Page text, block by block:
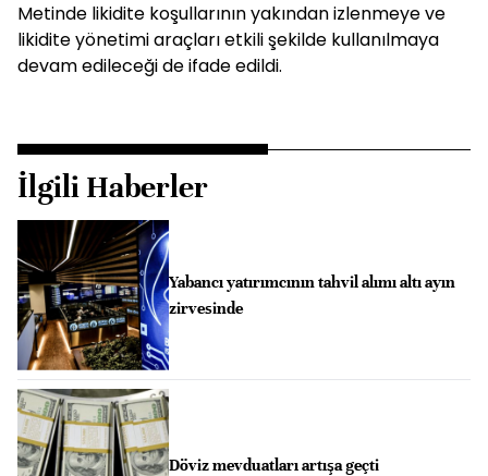
Metinde likidite koşullarının yakından izlenmeye ve
likidite yönetimi araçları etkili şekilde kullanılmaya
devam edileceği de ifade edildi.
İlgili Haberler
Yabancı yatırımcının tahvil alımı altı ayın
zirvesinde
Döviz mevduatları artışa geçti